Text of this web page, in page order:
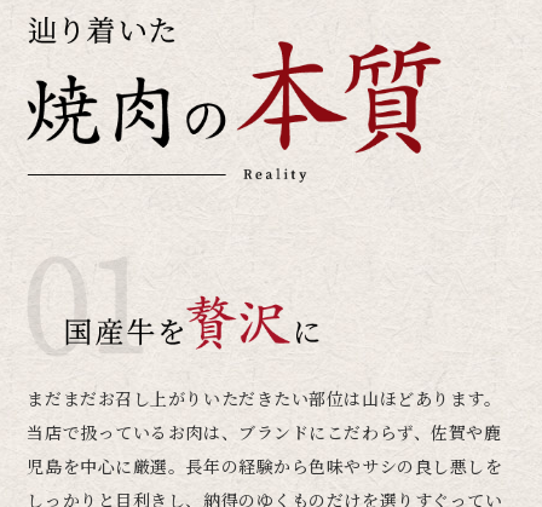
まだまだお召し上がり いただきたい部位は山ほどあります。
当店で扱っているお肉は、ブランドにこだわらず、佐賀や鹿
児島を中心に厳選。 長年の経験から色味やサシの良し悪しを
しっかりと 目利きし、納得のゆくものだけを選りすぐってい